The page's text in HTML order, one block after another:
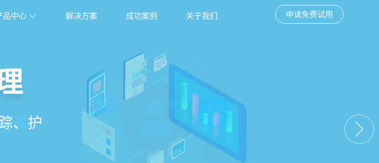
品中心 解决方案 成功案例 关于我们 申请免费试用
会员、
、护